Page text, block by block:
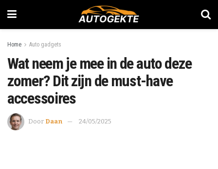
Home Auto gadgets
Wat neem je mee in de auto deze
zomer? Dit zijn de must-have
accessoires
Door Daan 24/05/2025